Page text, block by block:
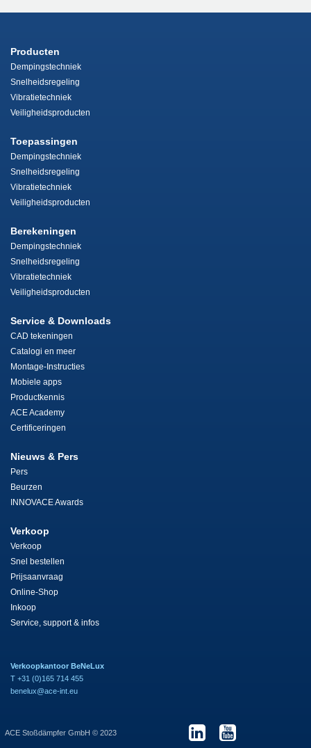
Producten
Dempingstechniek
Snelheidsregeling
Vibratietechniek
Veiligheidsproducten
Toepassingen
Dempingstechniek
Snelheidsregeling
Vibratietechniek
Veiligheidsproducten
Berekeningen
Dempingstechniek
Snelheidsregeling
Vibratietechniek
Veiligheidsproducten
Service & Downloads
CAD tekeningen
Catalogi en meer
Montage-Instructies
Mobiele apps
Productkennis
ACE Academy
Certificeringen
Nieuws & Pers
Pers
Beurzen
INNOVACE Awards
Verkoop
Verkoop
Snel bestellen
Prijsaanvraag
Online-Shop
Inkoop
Service, support & infos
Verkoopkantoor BeNeLux
T +31 (0)165 714 455
benelux@ace-int.eu
ACE Stoßdämpfer GmbH © 2023